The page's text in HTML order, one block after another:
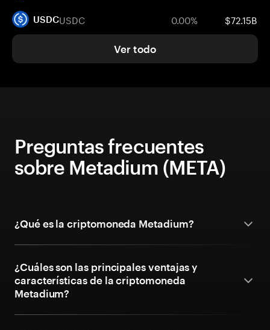
USDCUSDC 0.00% $72.15B
Ver todo
Preguntas frecuentes
sobre Metadium (META)
¿Qué es la criptomoneda Metadium?
¿Cuáles son las principales ventajas y
características de la criptomoneda
Metadium?